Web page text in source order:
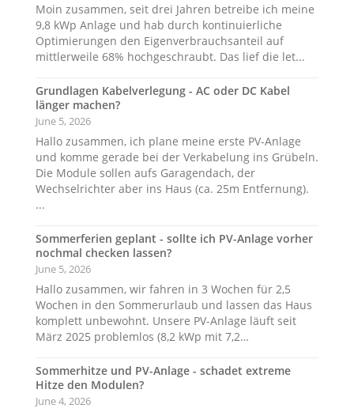
Moin zusammen, seit drei Jahren betreibe ich meine
9,8 kWp Anlage und hab durch kontinuierliche
Optimierungen den Eigenverbrauchsanteil auf
mittlerweile 68% hochgeschraubt. Das lief die let...
Grundlagen Kabelverlegung - AC oder DC Kabel
länger machen?
June 5, 2026
Hallo zusammen, ich plane meine erste PV-Anlage
und komme gerade bei der Verkabelung ins Grübeln.
Die Module sollen aufs Garagendach, der
Wechselrichter aber ins Haus (ca. 25m Entfernung).
...
Sommerferien geplant - sollte ich PV-Anlage vorher
nochmal checken lassen?
June 5, 2026
Hallo zusammen, wir fahren in 3 Wochen für 2,5
Wochen in den Sommerurlaub und lassen das Haus
komplett unbewohnt. Unsere PV-Anlage läuft seit
März 2025 problemlos (8,2 kWp mit 7,2…
Sommerhitze und PV-Anlage - schadet extreme
Hitze den Modulen?
June 4, 2026